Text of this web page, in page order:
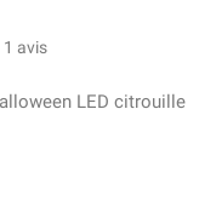
1 avis
LED citrouille